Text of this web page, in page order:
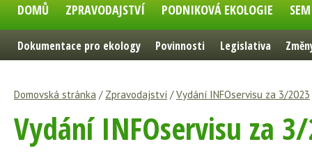
DOMŮ ZPRAVODAJSTVÍ PODNIKOVÁ EKOLOGIE
Dokumentace pro ekology Povinnosti Legislativa
Domovská stránka / Zpravodajství /Vydání INFOservisu za 3/2023
Vydání INFOservisu za